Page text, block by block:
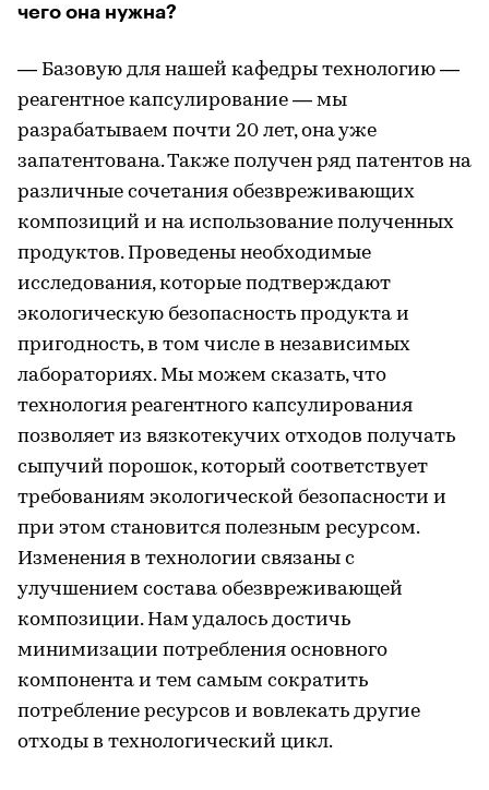
чего она нужна?
— Базовую для нашей кафедры технологию —
реагентное капсулирование — мы
разрабатываем почти 20 лет, она уже
запатентована. Также получен ряд патентов на
различные сочетания обезвреживающих
композиций и на использование полученных
продуктов. Проведены необходимые
исследования, которые подтверждают
экологическую безопасность продукта и
пригодность, в том числе в независимых
лабораториях. Мы можем сказать, что
технология реагентного капсулирования
позволяет из вязкотекучих отходов получать
сыпучий порошок, который соответствует
требованиям экологической безопасности и
при этом становится полезным ресурсом.
Изменения в технологии связаны с
улучшением состава обезвреживающей
композиции. Нам удалось достичь
минимизации потребления основного
компонента и тем самым сократить
потребление ресурсов и вовлекать другие
отходы в технологический цикл.